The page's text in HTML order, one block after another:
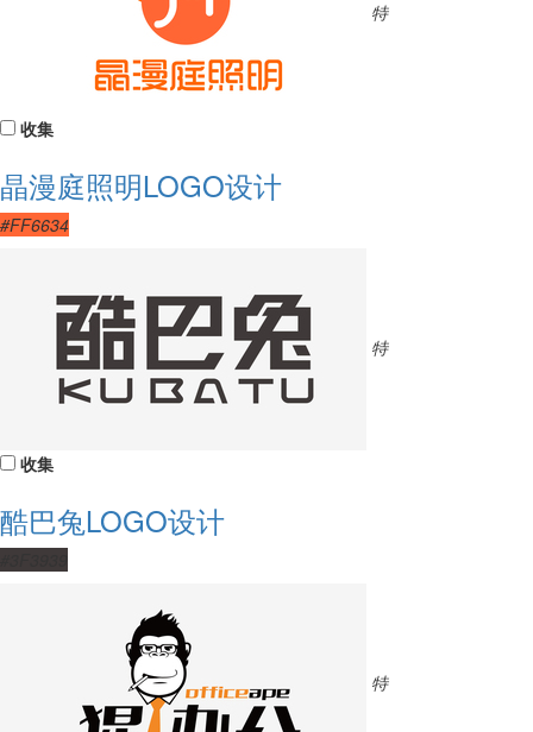
特
收集
晶漫庭照明LOGO设计
#FF6634
特
收集
酷巴兔LOGO设计
特